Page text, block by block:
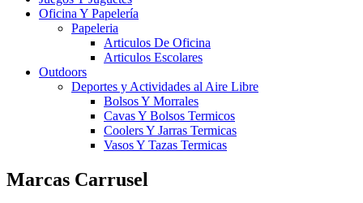
Oficina Y Papelería
Papeleria
Articulos De Oficina
Articulos Escolares
Outdoors
Deportes y Actividades al Aire Libre
Bolsos Y Morrales
Cavas Y Bolsos Termicos
Coolers Y Jarras Termicas
Vasos Y Tazas Termicas
Marcas Carrusel